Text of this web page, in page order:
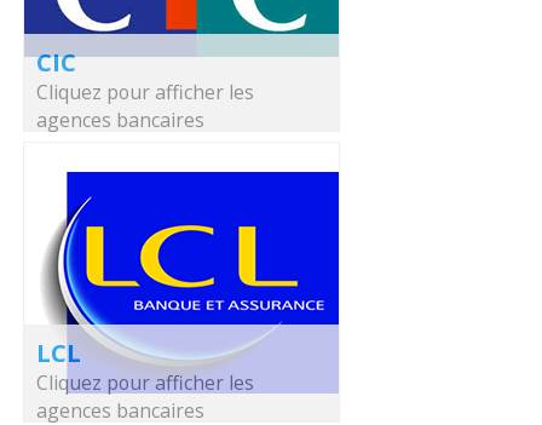
CIC
Cliquez pour afficher les
agences bancaires
LCL
Cliquez pour afficher les
agences bancaires